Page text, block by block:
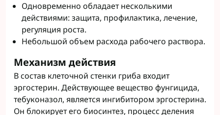
Одновременно обладает несколькими
действиями: защита, профилактика, лечение,
регуляция роста.
Небольшой объем расхода рабочего раствора.
Механизм действия
В состав клеточной стенки гриба входит
эргостерин. Действующее вещество фунгицида,
тебуконазол, является ингибитором эргостерина.
Он блокирует его биосинтез, процесс деления